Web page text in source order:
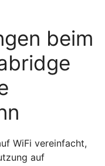
beim
WiFi vereinfacht,
auf